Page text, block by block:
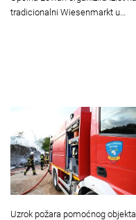
tradicionalni Wiesenmarkt u…
Uzrok požara pomoćnog objekta